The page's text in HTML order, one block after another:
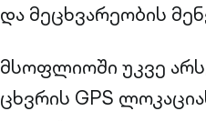
და მეცხვარეობის
მსოფლიოში უკვე
ცხვრის GPS